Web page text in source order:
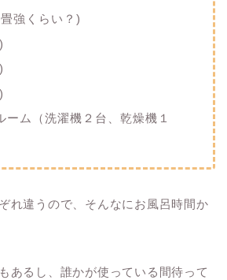
強くらい？)
ーム（洗濯機２台、乾燥機１
れ違うので、そんなにお風呂時間か
あるし、誰かが使っている間待って